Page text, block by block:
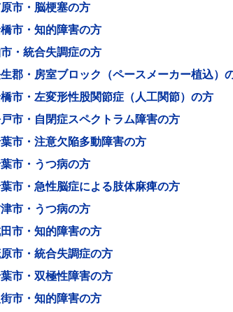
市・脳梗塞の方
市・知的障害の方
・統合失調症の方
郡・房室ブロック（ペースメーカー植込）
市・左変形性股関節症（人工関節）の方
市・自閉症スペクトラム障害の方
市・注意欠陥多動障害の方
市・うつ病の方
市・急性脳症による肢体麻痺の方
市・うつ病の方
市・知的障害の方
市・統合失調症の方
市・双極性障害の方
市・知的障害の方